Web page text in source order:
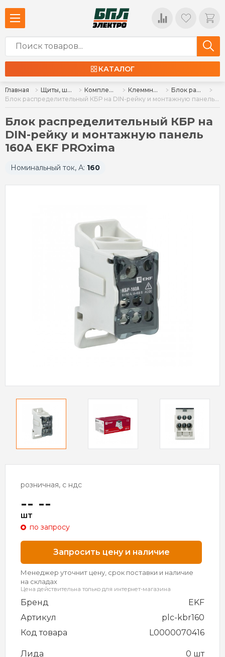
КАТАЛОГ
Главная Щиты, шкафы, корпуса и изделия к ним Комплектующие для щитов Клеммные колодки, клеммы
Блок распред. на DIN-рейку РБ, РБП
Блок распределительный КБР на DIN-рейку и монтажную панель 160A EKF PROxima
Блок распределительный КБР на
DIN-рейку и монтажную панель
160A EKF PROxima
Номинальный ток, А: 160
розничная, с ндс
-- --
шт
по запросу
Запросить цену и наличие
Менеджер уточнит цену, срок поставки и наличие
на складах
Цена действительна только для интернет-магазина
Бренд
EKF
Артикул
plc-kbr160
Код товара
L0000070416
Лида
0 шт